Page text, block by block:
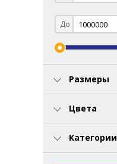
До
Размеры
Цвета
Категории